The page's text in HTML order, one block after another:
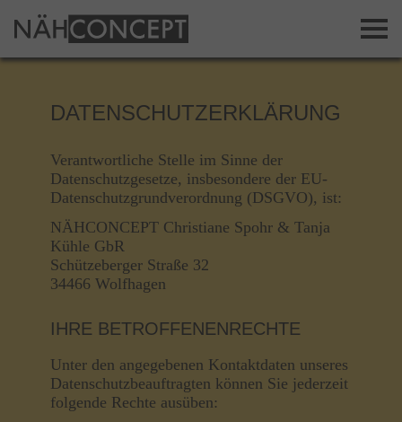
DATENSCHUTZERKLÄRUNG
Verantwortliche Stelle im Sinne der
Datenschutzgesetze, insbesondere der EU-
Datenschutzgrundverordnung (DSGVO), ist:
NÄHCONCEPT Christiane Spohr & Tanja
Kühle GbR
Schützeberger Straße 32
34466 Wolfhagen
IHRE BETROFFENENRECHTE
Unter den angegebenen Kontaktdaten unseres
Datenschutzbeauftragten können Sie jederzeit
folgende Rechte ausüben: